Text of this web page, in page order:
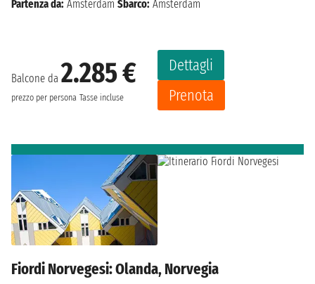
Balcone da 2.285 €
prezzo per persona Tasse incluse
Dettagli
Prenota
Partenza da: Amsterdam Sbarco: Amsterdam
Fiordi Norvegesi: Olanda, Norvegia